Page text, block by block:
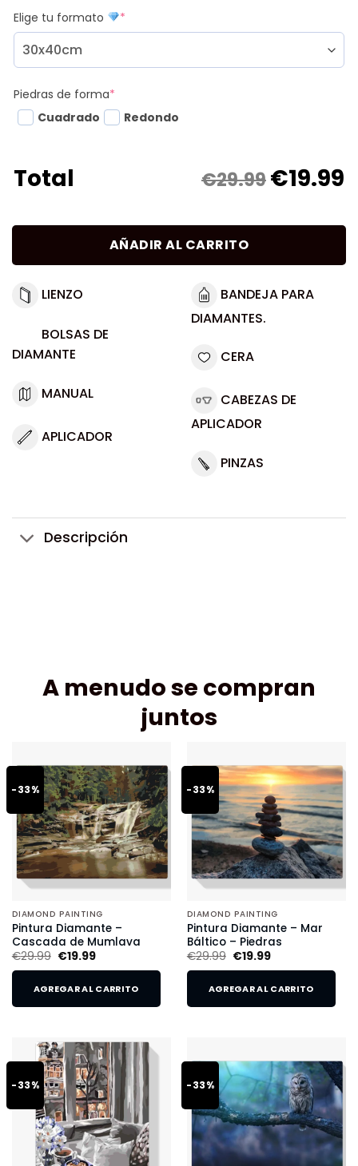
Elige tu formato *
Piedras de forma*
Cuadrado
Redondo
Total €29.99€19.99
AÑADIR AL CARRITO
LIENZO
BOLSAS DE
DIAMANTE
MANUAL
APLICADOR
BANDEJA PARA
DIAMANTES.
CERA
CABEZAS DE
APLICADOR
PINZAS
Descripción
A menudo se compran
juntos
-33%
DIAMOND PAINTING
Pintura Diamante –
Cascada de Mumlava
€29.99 €19.99
AGREGAR AL CARRITO
-33%
DIAMOND PAINTING
Pintura Diamante – Mar
Báltico – Piedras
€29.99 €19.99
AGREGAR AL CARRITO
-33% -33%